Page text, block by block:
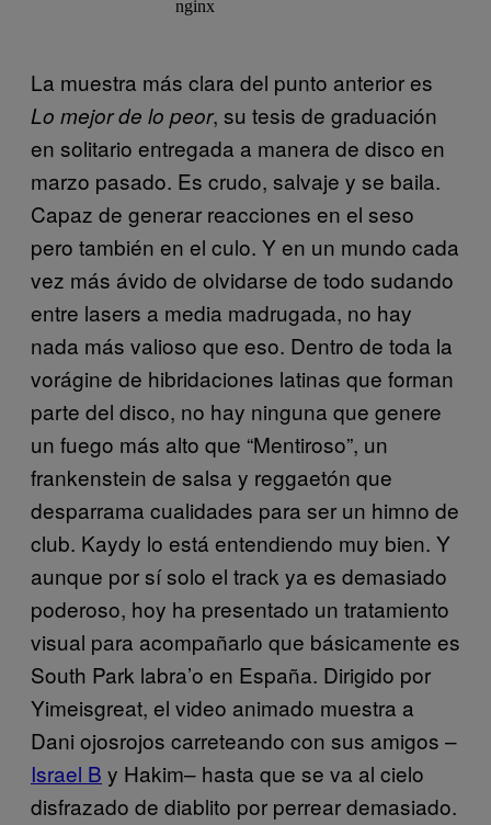
La muestra más clara del punto anterior es
Lo mejor de lo peor, su tesis de graduación
en solitario entregada a manera de disco en
marzo pasado. Es crudo, salvaje y se baila.
Capaz de generar reacciones en el seso
pero también en el culo. Y en un mundo cada
vez más ávido de olvidarse de todo sudando
entre lasers a media madrugada, no hay
nada más valioso que eso. Dentro de toda la
vorágine de hibridaciones latinas que forman
parte del disco, no hay ninguna que genere
un fuego más alto que “Mentiroso”, un
frankenstein de salsa y reggaetón que
desparrama cualidades para ser un himno de
club. Kaydy lo está entendiendo muy bien. Y
aunque por sí solo el track ya es demasiado
poderoso, hoy ha presentado un tratamiento
visual para acompañarlo que básicamente es
South Park labra’o en España. Dirigido por
Yimeisgreat, el video animado muestra a
Dani ojosrojos carreteando con sus amigos –
Israel B y Hakim– hasta que se va al cielo
disfrazado de diablito por perrear demasiado.